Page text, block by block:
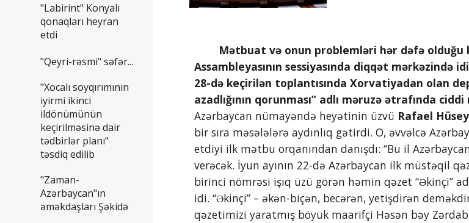
"Labirint" Konyalı
qonaqları heyran
etdi
"Qeyri-rəsmi" səfər...
"Xocalı soyqırımının
iyirmi ikinci
ildönümünün
keçirilməsinə dair
tədbirlər planı"
təsdiq edilib
"Zaman-
Azərbaycan"ın
əməkdaşları Şəkidə
Assambleyasının sessiyasında diqqət
28-də keçirilən toplantısında Xorvatiyadan olan
azadlığının qorunması” adlı məruzə ətrafında
Azərbaycan nümayəndə heyətinin üzvü Rafael
bir sıra məsələlərə aydınlıq gətirdi. O, əvvəlcə
etdiyi ilk mətbu orqanından danışdı: “Bu il
verəcək. İyun ayının 22-də Azərbaycan ilk müstəqil
birinci nömrəsi işıq üzü görən həmin qəzet “Əkinçi”
idi. “Əkinçi” – əkən-biçən, becərən, yetişdirən
qəzetimizi yaratmış böyük maarifçi Həsən bəy